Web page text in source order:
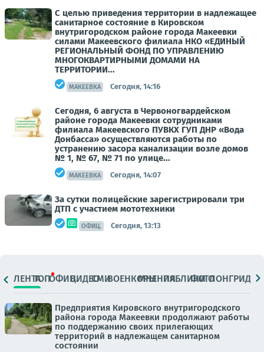
С целью приведения территории в надлежащее
санитарное состояние в Кировском
внутригородском районе города Макеевки
силами Макеевского филиала НКО «ЕДИНЫЙ
РЕГИОНАЛЬНЫЙ ФОНД ПО УПРАВЛЕНИЮ
МНОГОКВАРТИРНЫМИ ДОМАМИ НА
ТЕРРИТОРИИ...
МАКЕЕВКА Сегодня, 14:16
Сегодня, 6 августа в Червоногвардейском
районе города Макеевки сотрудниками
филиала Макеевского ПУВКХ ГУП ДНР «Вода
Донбасса» осуществляются работы по
устранению засора канализации возле домов
№ 1, № 67, № 71 по улице...
МАКЕЕВКА Сегодня, 14:07
За сутки полицейские зарегистрировали три
ДТП с участием мототехники
ОФИЦ. Сегодня, 13:13
ЛЕНТАТОПОФИЦ.ВИДЕОСМИВОЕНКОРЫМНЕНИЯПАБЛИКИ
ФОТОЛОНГРИДЫ
Предприятия Кировского внутригородского
района города Макеевки продолжают работы
по поддержанию своих прилегающих
территорий в надлежащем санитарном
состоянии